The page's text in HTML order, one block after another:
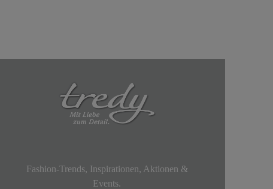
Fashion-Trends, Inspirationen, Aktionen &
Events.